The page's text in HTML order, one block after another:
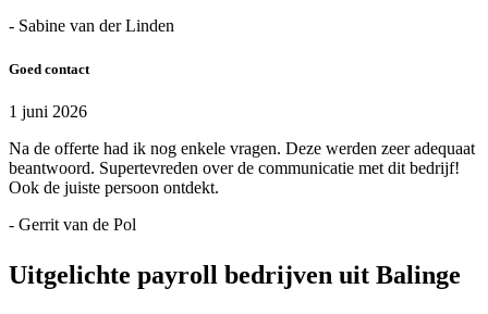
- Sabine van der Linden
Goed contact
1 juni 2026
Na de offerte had ik nog enkele vragen. Deze werden zeer adequaat
beantwoord. Supertevreden over de communicatie met dit bedrijf!
Ook de juiste persoon ontdekt.
- Gerrit van de Pol
Uitgelichte payroll bedrijven uit Balinge